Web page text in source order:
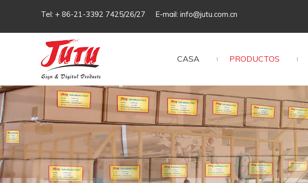
Tel: + 86-21-3392 7425/26/27 E-mail: info@jutu.com.cn
CASA PRODUCTOS